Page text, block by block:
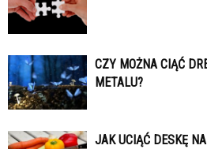
CZY MOŻNA CIĄĆ
METALU?
JAK UCIĄĆ DESKĘ